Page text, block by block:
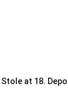
at 18.